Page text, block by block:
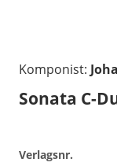
Komponist:
Sonata C-
Verlagsnr.